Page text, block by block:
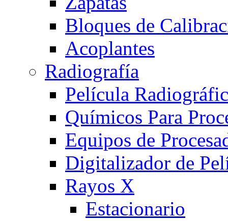
Bloques de
Acoplantes
Radiografía
Película
Químicos Para
Equipos de
Digitalizador de
Rayos X
Estacionario